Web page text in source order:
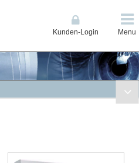
Kunden-Login Menu
ES Line & 1-Loop Compact
FlexES Control